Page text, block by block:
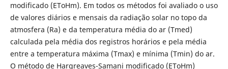
modificado (EToHm). Em todos os métodos foi avaliado o uso
de valores diários e mensais da radiação solar no topo da
atmosfera (Ra) e da temperatura média do ar (Tmed)
calculada pela média dos registros horários e pela média
entre a temperatura máxima (Tmax) e mínima (Tmin) do ar.
O método de Hargreaves-Samani modificado (EToHm)